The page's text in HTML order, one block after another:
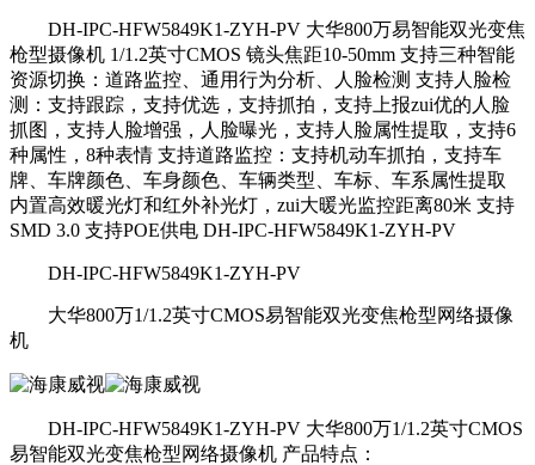
DH-IPC-HFW5849K1-ZYH-PV 大华800万易智能双光变焦
枪型摄像机 1/1.2英寸CMOS 镜头焦距10-50mm 支持三种智能
资源切换：道路监控、通用行为分析、人脸检测 支持人脸检
测：支持跟踪，支持优选，支持抓拍，支持上报zui优的人脸
抓图，支持人脸增强，人脸曝光，支持人脸属性提取，支持6
种属性，8种表情 支持道路监控：支持机动车抓拍，支持车
牌、车牌颜色、车身颜色、车辆类型、车标、车系属性提取
内置高效暖光灯和红外补光灯，zui大暖光监控距离80米 支持
SMD 3.0 支持POE供电 DH-IPC-HFW5849K1-ZYH-PV
DH-IPC-HFW5849K1-ZYH-PV
大华800万1/1.2英寸CMOS易智能双光变焦枪型网络摄像
机
DH-IPC-HFW5849K1-ZYH-PV 大华800万1/1.2英寸CMOS
易智能双光变焦枪型网络摄像机 产品特点：